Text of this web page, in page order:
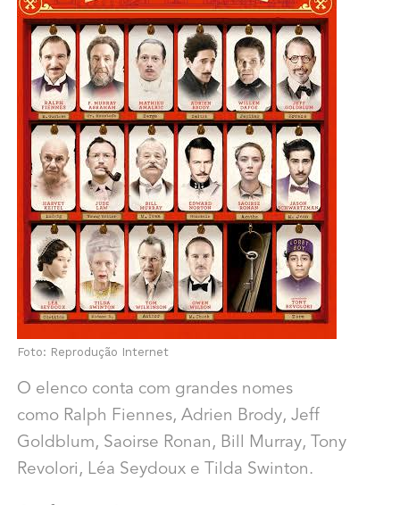
Foto: Reprodução Internet
O elenco conta com grandes nomes
como Ralph Fiennes, Adrien Brody, Jeff
Goldblum, Saoirse Ronan, Bill Murray, Tony
Revolori, Léa Seydoux e Tilda Swinton.